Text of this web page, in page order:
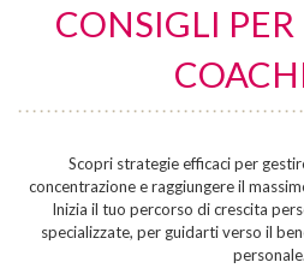
CONSIGLI
Scopri strategie efficaci per
concentrazione e raggiungere il
Inizia il tuo percorso di crescita
specializzate, per guidarti verso il
personale.